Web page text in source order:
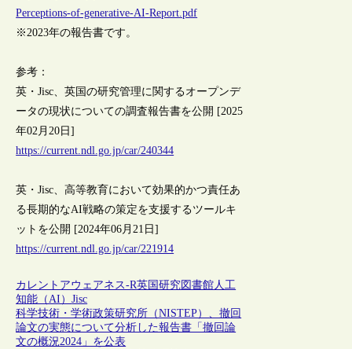
Perceptions-of-generative-AI-Report.pdf
※2023年の報告書です。
参考：
英・Jisc、英国の研究管理に関するオープンデ
ータの現状についての調査報告書を公開 [2025
年02月20日]
https://current.ndl.go.jp/car/240344
英・Jisc、高等教育において効果的かつ責任あ
る長期的なAI戦略の策定を支援するツールキ
ットを公開 [2024年06月21日]
https://current.ndl.go.jp/car/221914
カレントアウェアネス-R英国研究図書館人工
知能（AI）Jisc
科学技術・学術政策研究所（NISTEP）、撤回
論文の実態について分析した報告書「撤回論
文の概況2024」を公表